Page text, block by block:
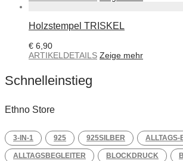
Holzstempel TRISKEL
€ 6,90
ARTIKELDETAILS Zeige mehr
Schnelleinstieg
Ethno Store
3-IN-1 925 925SILBER ALLTAGS-
ALLTAGSBEGLEITER BLOCKDRUCK